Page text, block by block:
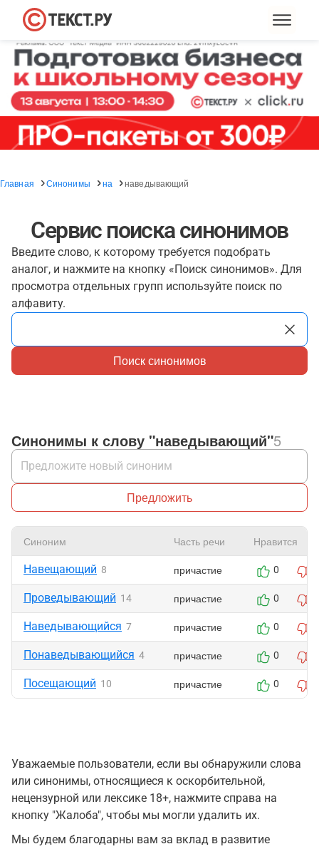
Главная Синонимы на наведывающий
Сервис поиска синонимов
Введите слово, к которому требуется подобрать
аналог, и нажмите на кнопку «Поиск синонимов». Для
просмотра отдельных групп используйте поиск по
алфавиту.
Поиск синонимов
Синонимы к слову "наведывающий"5
Предложить
Синоним Часть речи Нравится
Навещающий 8 причастие 0
Проведывающий 14 причастие 0
Наведывающийся 7 причастие 0
Понаведывающийся 4 причастие 0
Посещающий 10 причастие 0
Уважаемые пользователи, если вы обнаружили слова
или синонимы, относящиеся к оскорбительной,
нецензурной или лексике 18+, нажмите справа на
кнопку "Жалоба", чтобы мы могли удалить их.
Мы будем благодарны вам за вклад в развитие